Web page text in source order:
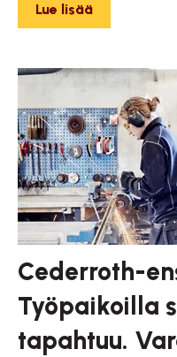
Lue lisää
Cederroth-
Työpaikoilla
tapahtuu.